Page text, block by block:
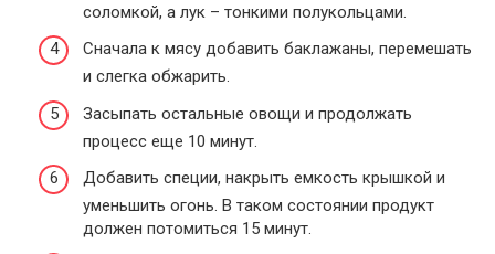
соломкой, а лук – тонкими полукольцами.
Сначала к мясу добавить баклажаны, перемешать
и слегка обжарить.
Засыпать остальные овощи и продолжать
процесс еще 10 минут.
Добавить специи, накрыть емкость крышкой и
уменьшить огонь. В таком состоянии продукт
должен потомиться 15 минут.